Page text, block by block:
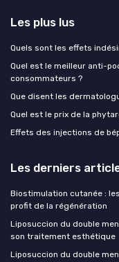
Les plus lus
Quels sont les effets
Quel est le meilleur anti-
consommateurs ?
Que disent les
Quel est le prix de la
Effets des injections de
Les derniers
Biostimulation cutanée :
profit de la régénération
Liposuccion du double
son traitement esthétique
Liposuccion du double